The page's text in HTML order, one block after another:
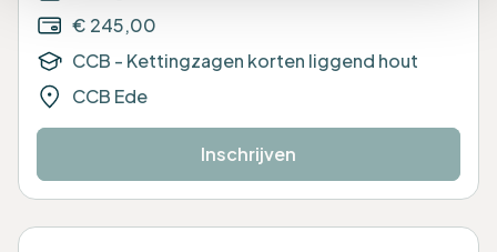
€ 245,00
CCB - Kettingzagen korten liggend hout
CCB Ede
Inschrijven